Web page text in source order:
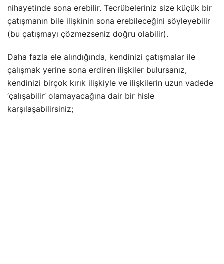
nihayetinde sona erebilir. Tecrübeleriniz size küçük bir
çatışmanın bile ilişkinin sona erebileceğini söyleyebilir
(bu çatışmayı çözmezseniz doğru olabilir).
Daha fazla ele alındığında, kendinizi çatışmalar ile
çalışmak yerine sona erdiren ilişkiler bulursanız,
kendinizi birçok kırık ilişkiyle ve ilişkilerin uzun vadede
‘çalışabilir’ olamayacağına dair bir hisle
karşılaşabilirsiniz;